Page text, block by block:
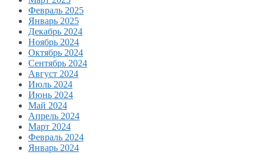
Февраль 2025
Январь 2025
Декабрь 2024
Ноябрь 2024
Октябрь 2024
Сентябрь 2024
Август 2024
Июль 2024
Июнь 2024
Май 2024
Апрель 2024
Март 2024
Февраль 2024
Январь 2024